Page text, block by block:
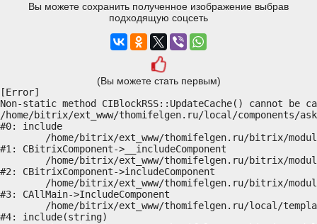
Вы можете сохранить полученное изображение выбрав
подходящую соцсеть
(Вы можете стать первым)
[Error]
Non-static method CIBlockRSS::UpdateCache() cannot
/home/bitrix/ext_www/thomifelgen.ru/local/components/
#0: include
#1: CBitrixComponent->__includeComponent
#2: CBitrixComponent->includeComponent
#3: CAllMain->IncludeComponent
#4: include(string)